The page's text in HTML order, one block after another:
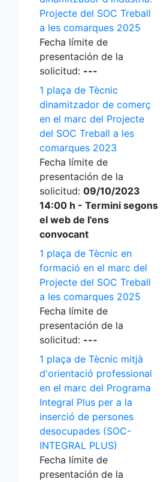
Projecte del SOC Treball
a les comarques 2025
Fecha límite de
presentación de la
solicitud: ---
1 plaça de Tècnic
dinamitzador de comerç
en el marc del Projecte
del SOC Treball a les
comarques 2023
Fecha límite de
presentación de la
solicitud: 09/10/2023
14:00 h - Termini segons
el web de l'ens
convocant
1 plaça de Tècnic en
formació en el marc del
Projecte del SOC Treball
a les comarques 2025
Fecha límite de
presentación de la
solicitud: ---
1 plaça de Tècnic mitjà
d'orientació professional
en el marc del Programa
Integral Plus per a la
inserció de persones
desocupades (SOC-
INTEGRAL PLUS)
Fecha límite de
presentación de la